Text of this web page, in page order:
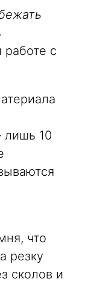
с
лишь 10
что
резку
сколов и